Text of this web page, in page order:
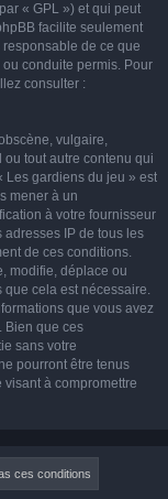
« GPL ») et qui peut
facilite seulement
responsable de ce que
conduite permis. Pour
consulter :
vulgaire,
tout autre contenu qui
Les gardiens du jeu » est
mener à un
à votre fournisseur
adresses IP de tous les
de ces conditions.
modifie, déplace ou
que cela est nécessaire.
que vous avez
Bien que ces
sans votre
pourront être tenus
à compromettre